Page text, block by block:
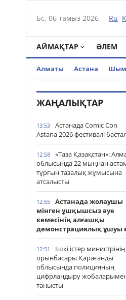
Бс, 06 тамыз 2026 Ru
АЙМАҚТАР ӘЛЕМ
Алматы Астана
ЖАҢАЛЫҚТАР
13:53
Астанада Comic Con
Astana 2026 фестивалі
12:58
«Таза Қазақстан»:
облысында 22 мыңнан
тұрғын тазалық жұмысына
атсалысты
12:55
Астанада жолаушы
мінген ұшқышсыз әуе
кемесінің алғашқы
демонстрациялық ұшуы
12:51
Ішкі істер министрінің
орынбасары Қарағанды
облысында полицияның
цифрландыру
танысты